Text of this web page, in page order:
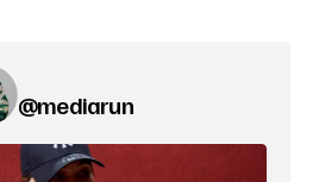
@mediarun